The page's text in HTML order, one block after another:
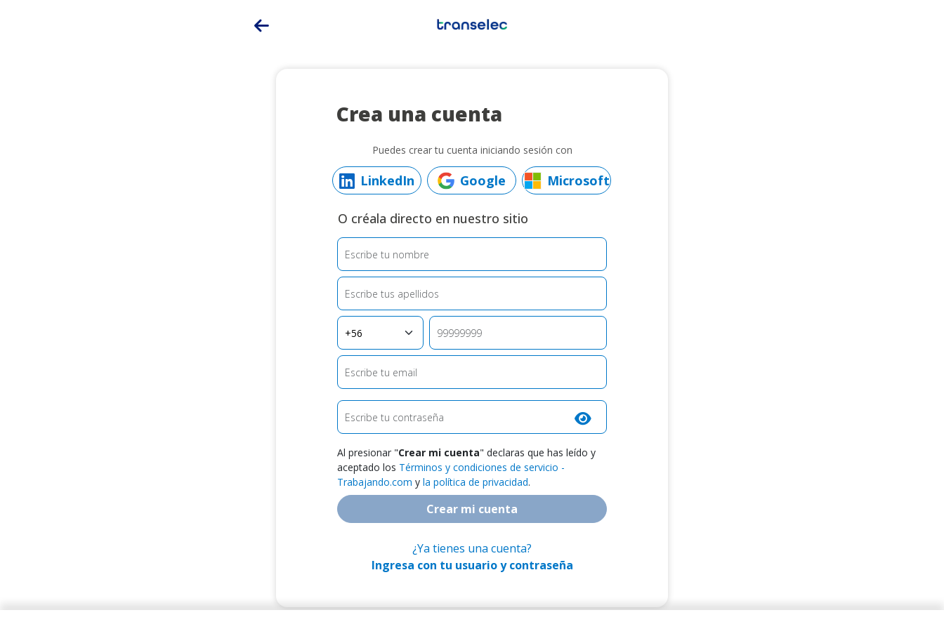
Crea una cuenta
Puedes crear tu cuenta iniciando sesión con
LinkedIn Google Microsoft
O créala directo en nuestro sitio
Escribe tu nombre
Escribe tus apellidos
Origen Teléfono Teléfono
Escribe tu email
Escribe tu contraseña
Al presionar "Crear mi cuenta" declaras que has leído y
aceptado los Términos y condiciones de servicio -
Trabajando.com yla política de privacidad.
Crear mi cuenta
¿Ya tienes una cuenta?
Ingresa con tu usuario y contraseña